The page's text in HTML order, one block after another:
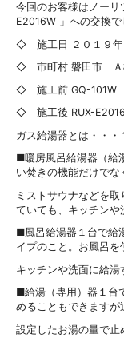
今回のお客様はノーリ
E2016W 」への交換で
◇ 施工日 ２０１９年
◇ 市町村 磐田市 Ａ
◇ 施工前 GQ-101W
◇ 施工後 RUX-
ガス給湯器とは・・・
■暖房風呂給湯器（給
い焚きの機能だけでな
ミストサウナなどを
ていても、キッチンや
■風呂給湯器１台で給
イプのこと。お風呂を
キッチンや洗面に給湯
■給湯（専用）器１台
めることもできますが
設定したお湯の量で止